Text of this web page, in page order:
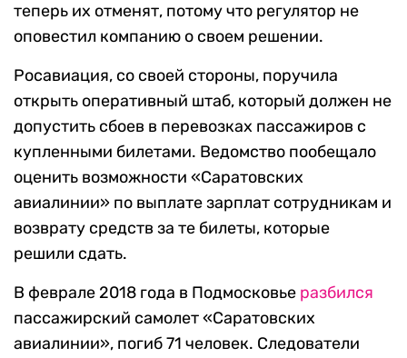
теперь их отменят, потому что регулятор не
оповестил компанию о своем решении.
Росавиация, со своей стороны, поручила
открыть оперативный штаб, который должен не
допустить сбоев в перевозках пассажиров с
купленными билетами. Ведомство пообещало
оценить возможности «Саратовских
авиалинии» по выплате зарплат сотрудникам и
возврату средств за те билеты, которые
решили сдать.
В феврале 2018 года в Подмосковье разбился
пассажирский самолет «Саратовских
авиалинии», погиб 71 человек. Следователи